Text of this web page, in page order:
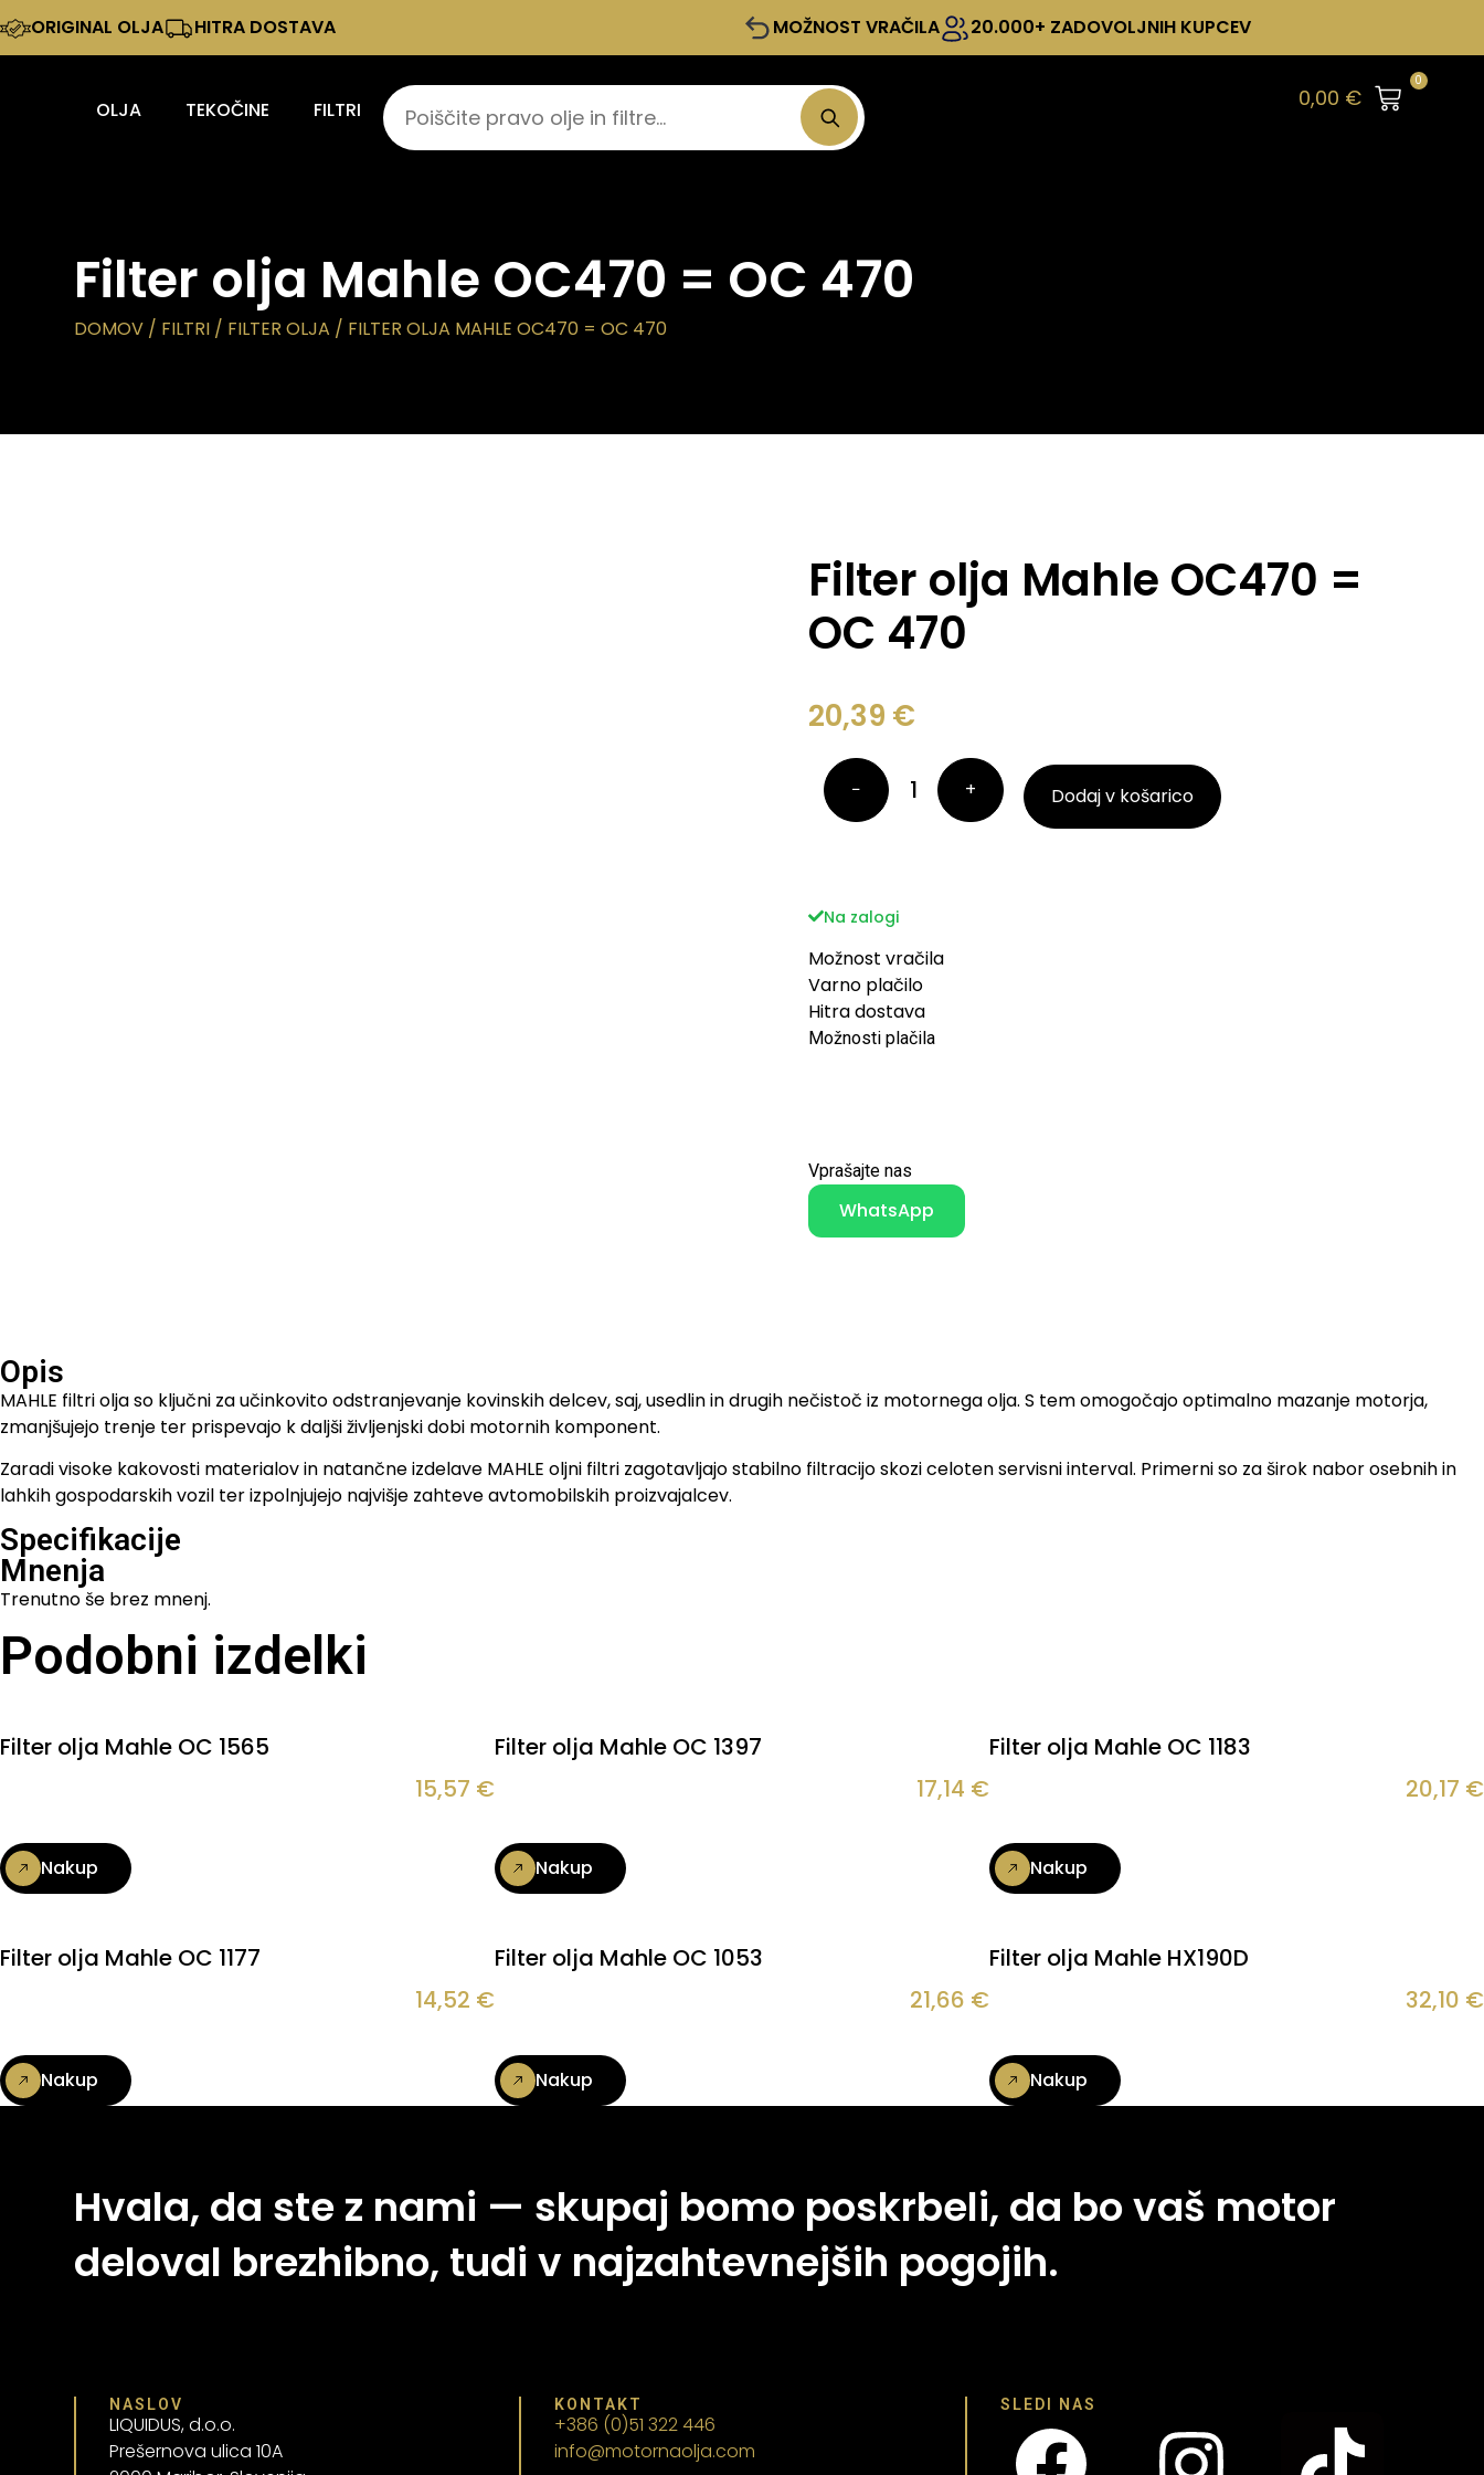
ORIGINAL OLJA HITRA DOSTAVA MOŽNOST VRAČILA 20.000+ ZADOVOLJNIH KUPCEV
OLJA TEKOČINE FILTRI 0,00 €
0
Filter olja Mahle OC470 = OC 470
DOMOV / FILTRI / FILTER OLJA / FILTER OLJA MAHLE OC470 = OC 470
Filter olja Mahle OC470 =
OC 470
20,39 €
− + Dodaj v košarico
Na zalogi
Možnost vračila
Varno plačilo
Hitra dostava
Možnosti plačila
Vprašajte nas
WhatsApp
Opis
MAHLE filtri olja so ključni za učinkovito odstranjevanje kovinskih delcev, saj, usedlin in drugih nečistoč iz motornega olja. S tem omogočajo optimalno mazanje motorja,
zmanjšujejo trenje ter prispevajo k daljši življenjski dobi motornih komponent.
Zaradi visoke kakovosti materialov in natančne izdelave MAHLE oljni filtri zagotavljajo stabilno filtracijo skozi celoten servisni interval. Primerni so za širok nabor osebnih in
lahkih gospodarskih vozil ter izpolnjujejo najvišje zahteve avtomobilskih proizvajalcev.
Specifikacije
Mnenja
Trenutno še brez mnenj.
Podobni izdelki
Filter olja Mahle OC 1565
15,57 €
Nakup
Filter olja Mahle OC 1397
17,14 €
Nakup
Filter olja Mahle OC 1183
20,17 €
Nakup
Filter olja Mahle OC 1177
14,52 €
Nakup
Filter olja Mahle OC 1053
21,66 €
Nakup
Filter olja Mahle HX190D
32,10 €
Nakup
Hvala, da ste z nami — skupaj bomo poskrbeli, da bo vaš motor
deloval brezhibno, tudi v najzahtevnejših pogojih.
NASLOV
LIQUIDUS, d.o.o.
Prešernova ulica 10A
KONTAKT
+386 (0)51 322 446
info@motornaolja.com
SLEDI NAS